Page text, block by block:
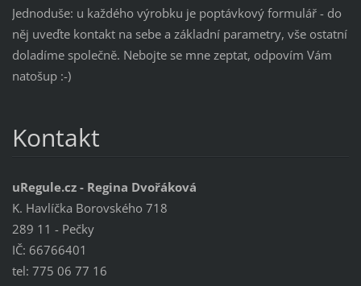
Jednoduše: u každého výrobku je poptávkový formulář - do
něj uveďte kontakt na sebe a základní parametry, vše ostatní
doladíme společně. Nebojte se mne zeptat, odpovím Vám
natošup :-)
Kontakt
uRegule.cz - Regina Dvořáková
K. Havlíčka Borovského 718
289 11 - Pečky
IČ: 66766401
tel: 775 06 77 16